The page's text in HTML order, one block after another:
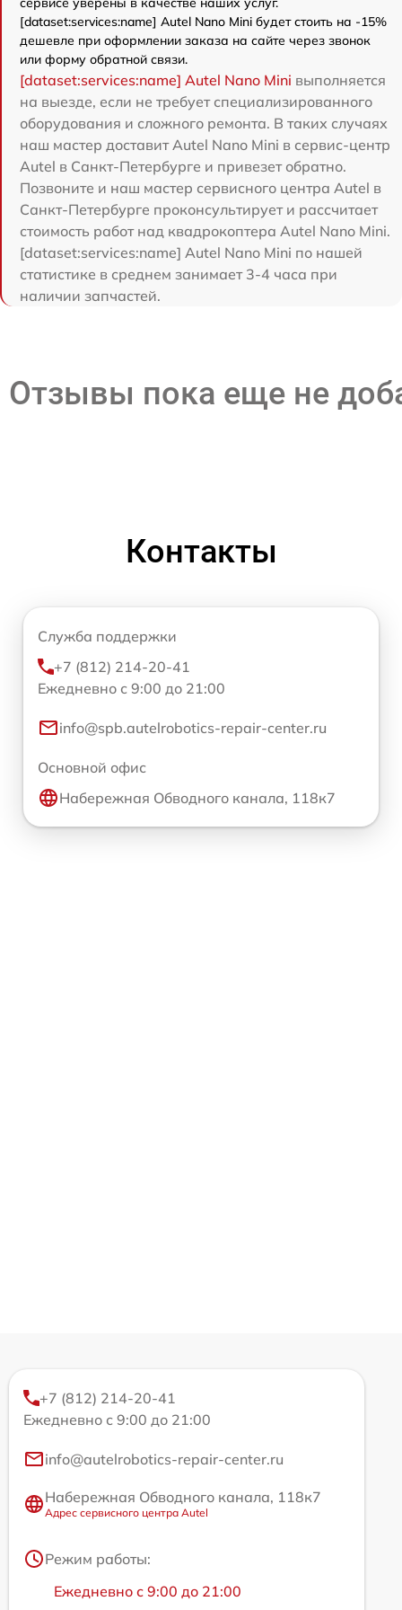
[dataset:services:name] Autel Nano Mini будет стоить на -15%
дешевле при оформлении заказа на сайте через звонок
или форму обратной связи.
[dataset:services:name] Autel Nano Mini выполняется
на выезде, если не требует специализированного
оборудования и сложного ремонта. В таких случаях
наш мастер доставит Autel Nano Mini в сервис-центр
Autel в Санкт-Петербурге и привезет обратно.
Позвоните и наш мастер сервисного центра Autel в
Санкт-Петербурге проконсультирует и рассчитает
стоимость работ над квадрокоптера Autel Nano Mini.
[dataset:services:name] Autel Nano Mini по нашей
статистике в среднем занимает 3-4 часа при
наличии запчастей.
Отзывы пока еще не
Контакты
Служба поддержки
+7 (812) 214-20-41
Ежедневно с 9:00 до 21:00
info@spb.autelrobotics-repair-center.ru
Основной офис
Набережная Обводного канала, 118к7
+7 (812) 214-20-41
Ежедневно с 9:00 до 21:00
info@autelrobotics-repair-center.ru
Набережная Обводного канала, 118к7
Адрес сервисного центра Autel
Режим работы:
Ежедневно с 9:00 до 21:00